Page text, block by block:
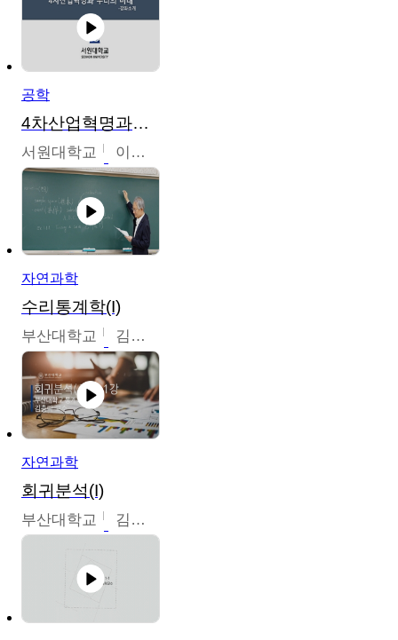
공학
4차산업혁명과우리의미래
서원대학교 이병권
자연과학
수리통계학(I)
부산대학교 김충락
자연과학
회귀분석(I)
부산대학교 김충락